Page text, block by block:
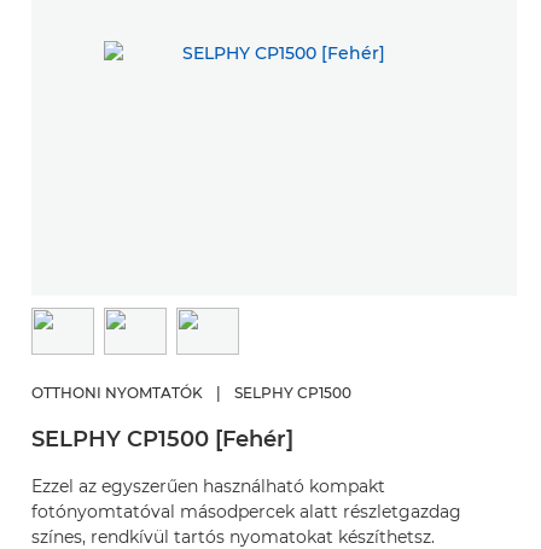
OTTHONI NYOMTATÓK | SELPHY CP1500
SELPHY CP1500 [Fehér]
Ezzel az egyszerűen használható kompakt
fotónyomtatóval másodpercek alatt részletgazdag
színes, rendkívül tartós nyomatokat készíthetsz.